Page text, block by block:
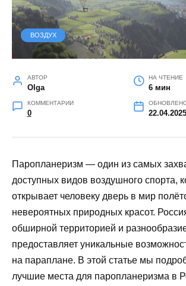
ВОЗДУХ
АВТОР
Olga
НА ЧТЕНИЕ
6 мин
КОММЕНТАРИИ
0 22.04.2025
Паропланеризм — один из самых
доступных видов воздушного спорта,
открывает человеку дверь в мир
невероятных природных красот.
обширной территорией и
предоставляет уникальные
на параплане. В этой статье мы
лучшие места для паропланеризма в